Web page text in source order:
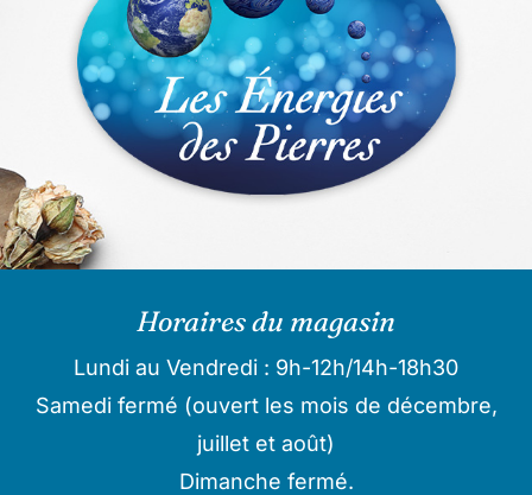
Horaires du magasin
Lundi au Vendredi : 9h-12h/14h-18h30
Samedi fermé (ouvert les mois de décembre,
juillet et août)
Dimanche fermé.